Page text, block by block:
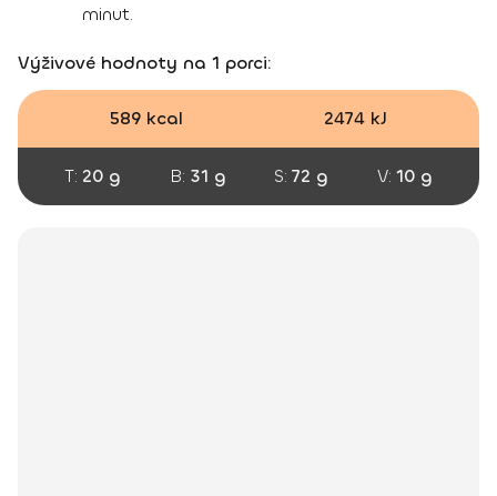
minut.
Výživové hodnoty na 1 porci:
589 kcal 2474 kJ
T: 20 g B: 31 g S: 72 g V: 10 g